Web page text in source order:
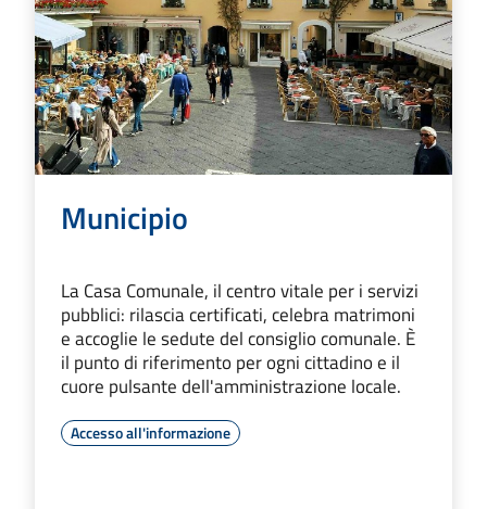
Municipio
La Casa Comunale, il centro vitale per i servizi
pubblici: rilascia certificati, celebra matrimoni
e accoglie le sedute del consiglio comunale. È
il punto di riferimento per ogni cittadino e il
cuore pulsante dell'amministrazione locale.
Accesso all'informazione